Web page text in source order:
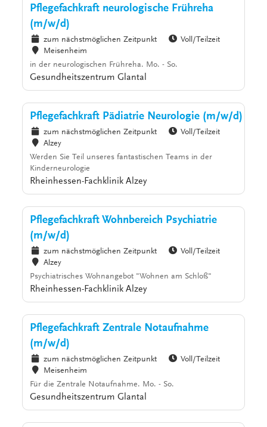
Pflegefachkraft neurologische Frühreha
(m/w/d)
zum nächstmöglichen Zeitpunkt
Voll/Teilzeit
Meisenheim
in der neurologischen Frühreha. Mo. - So.
Gesundheitszentrum Glantal
Pflegefachkraft Pädiatrie Neurologie (m/w/d)
zum nächstmöglichen Zeitpunkt
Voll/Teilzeit
Alzey
Werden Sie Teil unseres fantastischen Teams in der
Kinderneurologie
Rheinhessen-Fachklinik Alzey
Pflegefachkraft Wohnbereich Psychiatrie
(m/w/d)
zum nächstmöglichen Zeitpunkt
Voll/Teilzeit
Alzey
Psychiatrisches Wohnangebot "Wohnen am Schloß"
Rheinhessen-Fachklinik Alzey
Pflegefachkraft Zentrale Notaufnahme
(m/w/d)
zum nächstmöglichen Zeitpunkt
Voll/Teilzeit
Meisenheim
Für die Zentrale Notaufnahme. Mo. - So.
Gesundheitszentrum Glantal